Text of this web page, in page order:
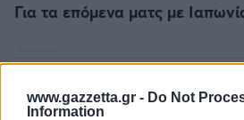
www.gazzetta.gr - Do Not
Information
Για τα επόμενα ματς με